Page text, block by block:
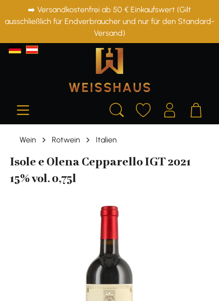
springen
➡️ Versandkostenfrei ab 50 € Einkaufswert (Gilt
ausschließlich für Endverbraucher und nur für den Standard-
Versand)
Wein Rotwein Italien
Isole e Olena Cepparello IGT 2021
15% vol. 0,75l